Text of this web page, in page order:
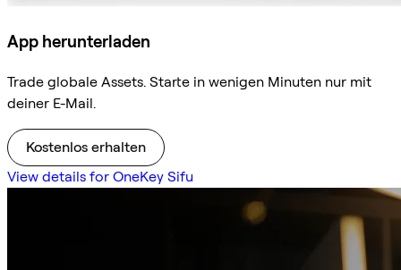
App herunterladen
Trade globale Assets. Starte in wenigen Minuten nur mit
deiner E-Mail.
Kostenlos erhalten
View details for OneKey Sifu